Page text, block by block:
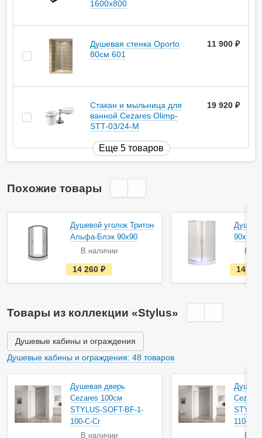
1600x800
Душевая стенка Oporto
80см 601
11 900
Стакан и мыльница для
ванной Cezares Olimp-
STT-03/24-M
19 920
Еще 5 товаров
Похожие товары
Акция
Душевой уголок Тритон
Альфа-Блэк 90х90
В наличии
е
с
т
а
и
ч
и
и
14 260
90х90
В
14
Товары из коллекции «Stylus»
Душевые кабины и ограждения
Душевые кабины и ограждения: 48 товаров
Душевая дверь
Cezares 100см
STYLUS-SOFT-BF-1-
100-C-Cr
В наличии
110-C-
В